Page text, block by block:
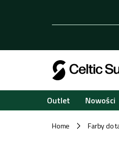
Outlet Nowości
Home / Farby do